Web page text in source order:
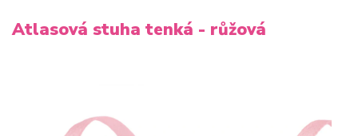
Atlasová stuha tenká - růžová